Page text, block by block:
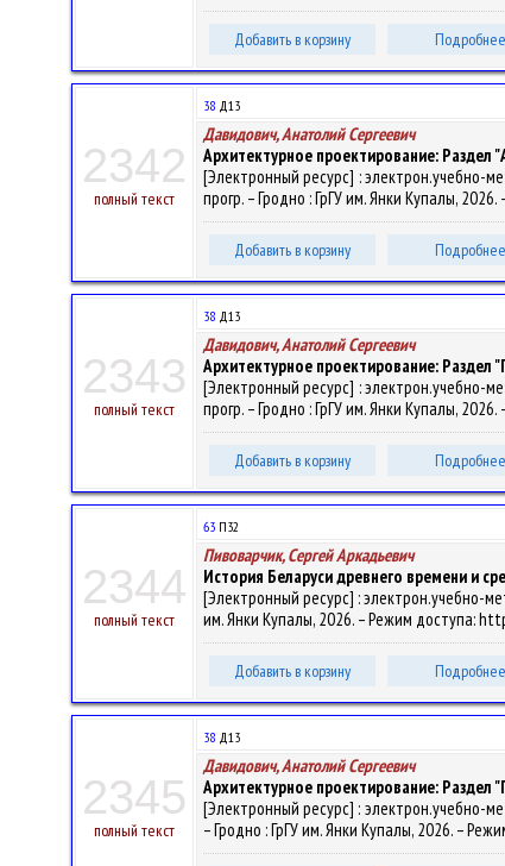
Добавить в корзину Подробнее
2342
полный текст
38 Д13
Давидович, Анатолий Сергеевич
Архитектурное проектирование:
[Электронный ресурс] : электрон.учебно-
прогр. – Гродно : ГрГУ им. Янки Купалы,
Добавить в корзину Подробнее
2343
полный текст
38 Д13
Давидович, Анатолий Сергеевич
Архитектурное проектирование:
[Электронный ресурс] : электрон.учебно-
прогр. – Гродно : ГрГУ им. Янки Купалы,
Добавить в корзину Подробнее
2344
полный текст
63 П32
Пивоварчик, Сергей Аркадьевич
История Беларуси древнего времени и
[Электронный ресурс] : электрон.учебно-
им. Янки Купалы, 2026. – Режим доступа:
Добавить в корзину Подробнее
2345
полный текст
38 Д13
Давидович, Анатолий Сергеевич
Архитектурное проектирование:
[Электронный ресурс] : электрон.учебно-
– Гродно : ГрГУ им. Янки Купалы, 2026. –